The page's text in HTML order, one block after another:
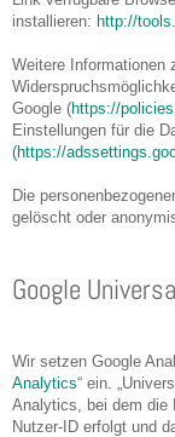
installieren: http://
Weitere Informationen
Google (https://
Einstellungen für die
(https://
Die
gelöscht oder
Google
Wir setzen Google
Analytics“ ein.
Analytics, bei dem die
Nutzer-ID erfolgt und